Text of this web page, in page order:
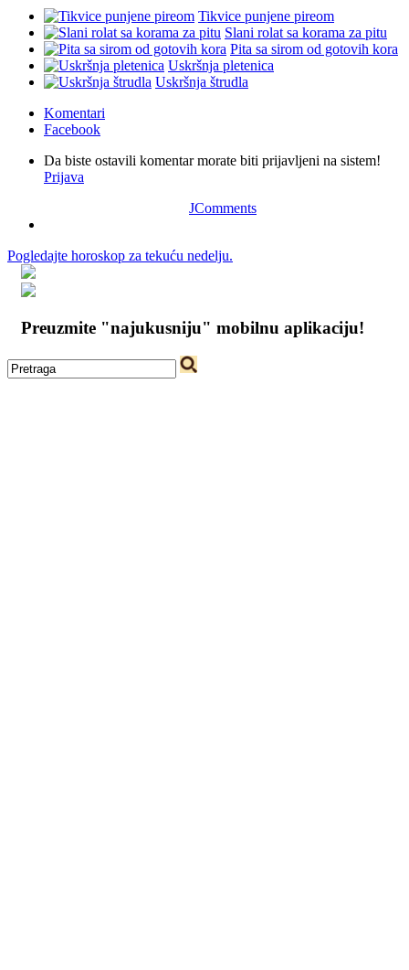
Tikvice punjene pireom
Slani rolat sa korama za pitu
Pita sa sirom od gotovih kora
Uskršnja pletenica
Uskršnja štrudla
Komentari
Facebook
Da biste ostavili komentar morate biti prijavljeni na sistem!
Prijava
JComments
Pogledajte horoskop za tekuću nedelju.
Preuzmite "najukusniju" mobilnu aplikaciju!